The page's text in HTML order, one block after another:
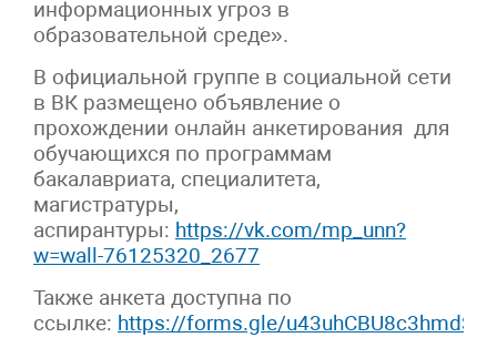
информационных угроз в
образовательной среде».
В официальной группе в социальной сети
в ВК размещено объявление о
прохождении онлайн анкетирования для
обучающихся по программам
бакалавриата, специалитета,
магистратуры,
аспирантуры: https://vk.com/mp_unn?
w=wall-76125320_2677
Также анкета доступна по
ссылке: https://forms.gle/